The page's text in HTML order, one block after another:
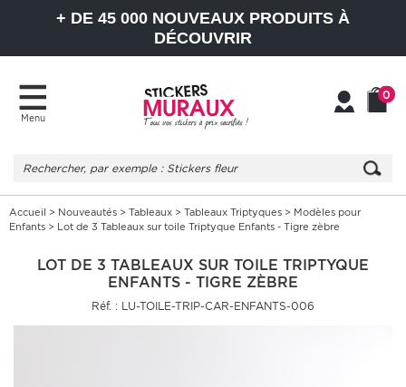
+ DE 45 000 NOUVEAUX PRODUITS À
DÉCOUVRIR
Menu
0
Accueil > Nouveautés > Tableaux > Tableaux Triptyques > Modèles pour
Enfants > Lot de 3 Tableaux sur toile Triptyque Enfants - Tigre zèbre
LOT DE 3 TABLEAUX SUR TOILE TRIPTYQUE
ENFANTS - TIGRE ZÈBRE
Réf. : LU-TOILE-TRIP-CAR-ENFANTS-006